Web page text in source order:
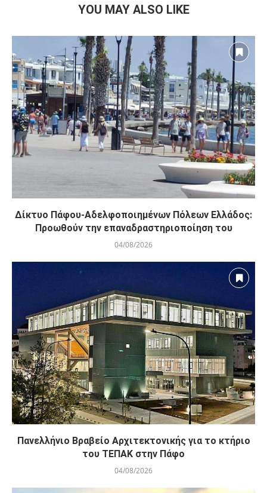
YOU MAY ALSO LIKE
Δίκτυο Πάφου-Αδελφοποιημένων Πόλεων Ελλάδος:
Προωθούν την επαναδραστηριοποίηση του
04/08/2026
Πανελλήνιο Βραβείο Αρχιτεκτονικής για το κτήριο
του ΤΕΠΑΚ στην Πάφο
04/08/2026